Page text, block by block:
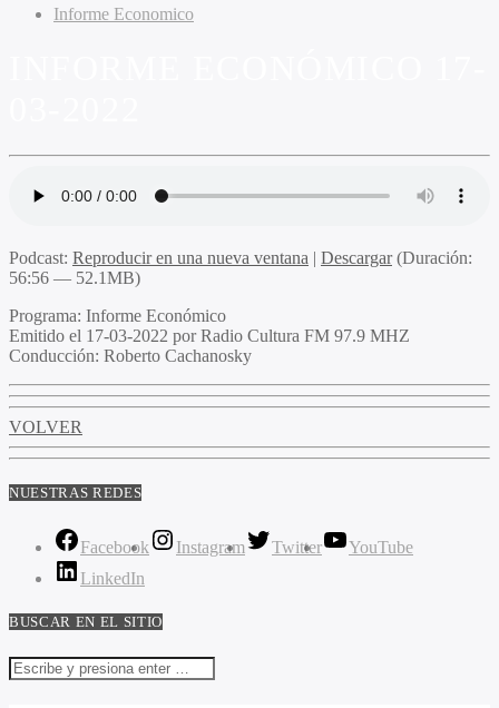
Informe Economico
Podcast: Reproducir en una nueva ventana | Descargar(Duración:
56:56 — 52.1MB)
Programa: Informe Económico
Emitido el 17-03-2022 por Radio Cultura FM 97.9 MHZ
Conducción: Roberto Cachanosky
VOLVER
NUESTRAS REDES
Facebook Instagram Twitter
YouTube
LinkedIn
BUSCAR EN EL SITIO